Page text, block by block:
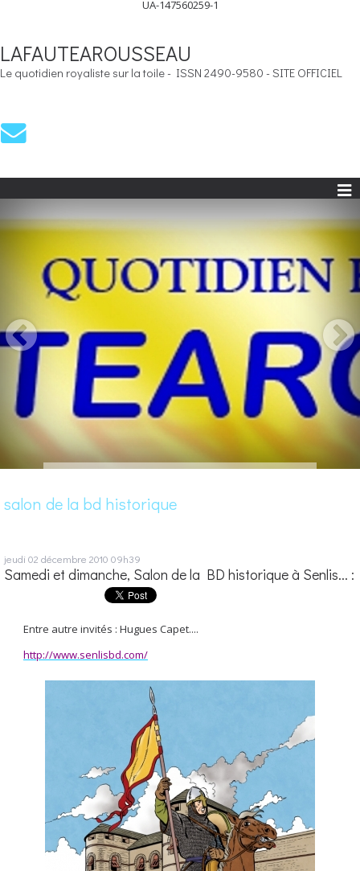
UA-147560259-1
LAFAUTEAROUSSEAU
Le quotidien royaliste sur la toile - ISSN 2490-9580 - SITE OFFICIEL
salon de la bd historique
jeudi 02 décembre 2010 09h39
Samedi et dimanche, Salon de la BD historique à Senlis... :
Entre autre invités : Hugues Capet....
http://www.senlisbd.com/